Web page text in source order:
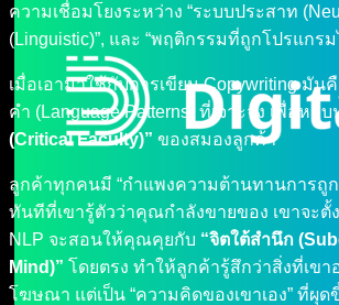
ความเชื่อมโยงระหว่าง “ระบบประสาท
(Linguistic)”, และ “พฤติกรรมที่ถูกโปรแกรม
เมื่อเอามาใช้กับการเขียน Copywriting มัน
คำ (Language Patterns) ที่เจาะจง เพื่อหลบ
(Critical Faculty)” ของสมองลูกค้า
ลูกค้าทุกคนมี “กำแพงความต้านทานการถู
ทันทีที่เขารู้ตัวว่าคุณกำลังขายของ เขาจะตั้
NLP จะสอนให้คุณคุยกับ “จิตใต้สำนึก
Mind)” โดยตรง ทำให้ลูกค้ารู้สึกว่าสิ่งที่เขา
โฆษณา แต่เป็น “ความคิดของเขาเอง” ที่ผุ